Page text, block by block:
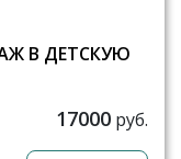
В ДЕТСКУЮ
17000 руб.